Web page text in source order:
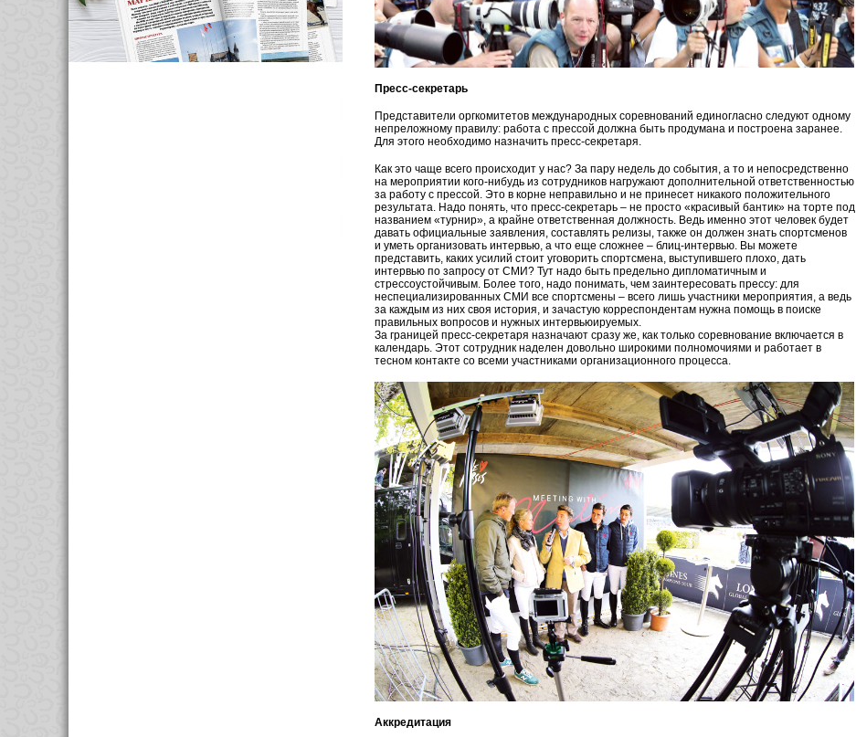
Пресс-секретарь
Представители оргкомитетов международных соревнований единогласно следуют одному
непреложному правилу: работа с прессой должна быть продумана и построена заранее.
Для этого необходимо назначить пресс-секретаря.
Как это чаще всего происходит у нас? За пару недель до события, а то и непосредственно
на мероприятии кого-нибудь из сотрудников нагружают дополнительной ответственностью
за работу с прессой. Это в корне неправильно и не принесет никакого положительного
результата. Надо понять, что пресс-секретарь – не просто «красивый бантик» на торте под
названием «турнир», а крайне ответственная должность. Ведь именно этот человек будет
давать официальные заявления, составлять релизы, также он должен знать спортсменов
и уметь организовать интервью, а что еще сложнее – блиц-интервью. Вы можете
представить, каких усилий стоит уговорить спортсмена, выступившего плохо, дать
интервью по запросу от СМИ? Тут надо быть предельно дипломатичным и
стрессоустойчивым. Более того, надо понимать, чем заинтересовать прессу: для
неспециализированных СМИ все спорт­смены – всего лишь участники мероприятия, а ведь
за каждым из них своя история, и зачастую корреспондентам нужна помощь в поиске
правильных вопросов и нужных интервьюируемых.
За границей пресс-секретаря назначают сразу же, как только соревнование включается в
календарь. Этот сотрудник наделен довольно широкими полномочиями и работает в
тесном контакте со всеми участниками организационного процесса.
Аккредитация